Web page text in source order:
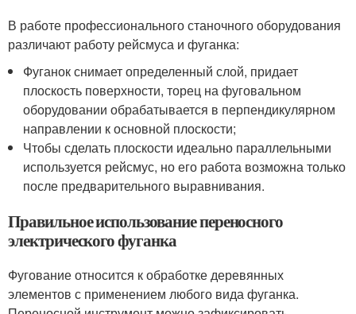
В работе профессионального станочного оборудования
различают работу рейсмуса и фуганка:
Фуганок снимает определенный слой, придает
плоскость поверхности, торец на фуговальном
оборудовании обрабатывается в перпендикулярном
направлении к основной плоскости;
Чтобы сделать плоскости идеально параллельными
используется рейсмус, но его работа возможна только
после предварительного выравнивания.
Правильное использование переносного
электрического фуганка
Фугование относится к обработке деревянных
элементов с применением любого вида фуганка.